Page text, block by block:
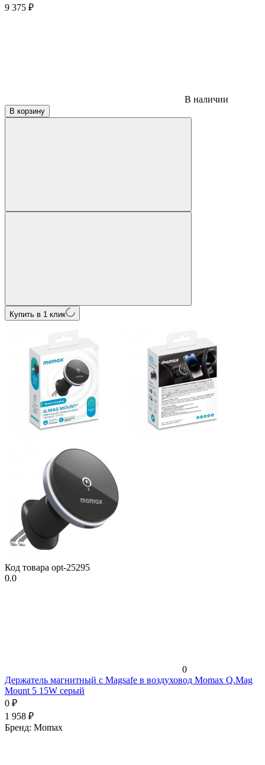
9 375 ₽
В наличии
В корзину
Купить в 1 клик
Код товара opt-25295
0.0
0
Держатель магнитный c Magsafe в воздуховод Momax Q.Mag
Mount 5 15W серый
0 ₽
1 958 ₽
Бренд: Momax